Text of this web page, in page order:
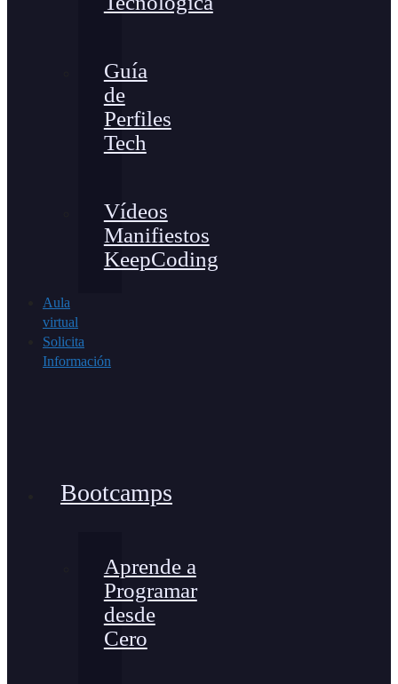
Guía
de
Perfiles
Tech
Vídeos
Manifiestos
KeepCoding
Aula
virtual
Solicita
Información
Bootcamps
Aprende a
Programar
desde
Cero